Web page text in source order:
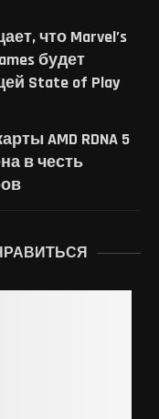
что Marvel’s
будет
State of Play
AMD RDNA 5
в честь